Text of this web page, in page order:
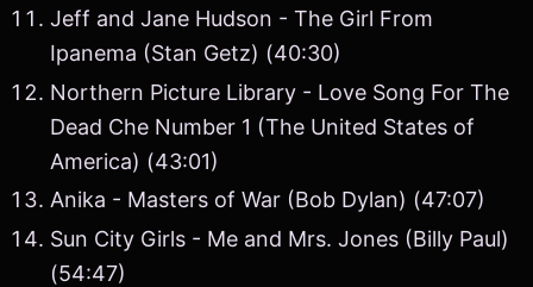
Jeff and Jane Hudson - The Girl From
Ipanema (Stan Getz) (40:30)
Northern Picture Library - Love Song For The
Dead Che Number 1 (The United States of
America) (43:01)
Anika - Masters of War (Bob Dylan) (47:07)
Sun City Girls - Me and Mrs. Jones (Billy Paul)
(54:47)